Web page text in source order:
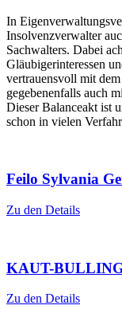
In
Insolvenzverwalter
Sachwalters. Dabei
Gläubigerinteressen
vertrauensvoll mit
gegebenenfalls auch
Dieser Balanceakt ist
schon in vielen
Feilo Sylvania
Zu den Details
KAUT-
Zu den Details